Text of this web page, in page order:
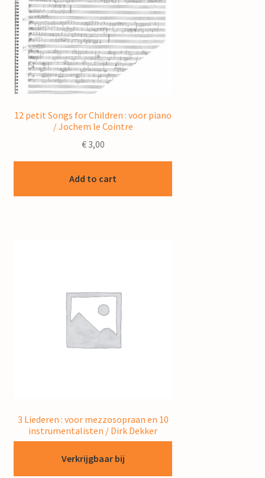
12 petit Songs for Children : voor piano
/ Jochem le Cointre
€3,00
Add to cart
3 Liederen : voor mezzosopraan en 10
instrumentalisten / Dirk Dekker
Verkrijgbaar bij